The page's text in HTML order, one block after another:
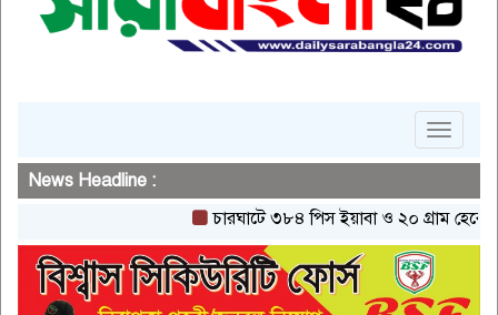
Toggle
News Headline :
চারঘাটে ৩৮৪ পিস ইয়াবা ও ২০ গ্রাম হেরোইনসহ